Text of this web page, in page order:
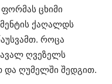
ცხიმი
ქაღალდს
როცა
ღვეზელს
და ღუმელში შედგით.